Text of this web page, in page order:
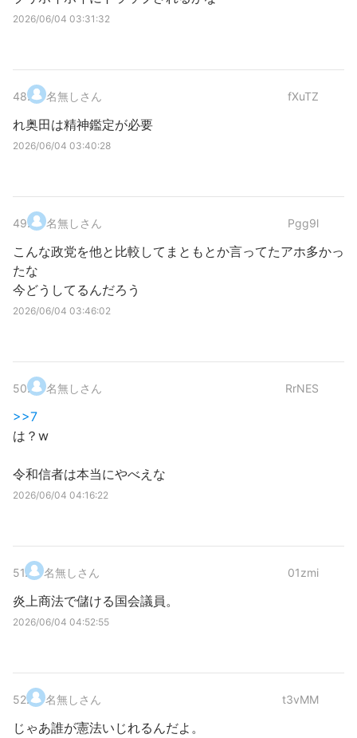
2026/06/04 03:31:32
48. 名無しさん fXuTZ
れ奥田は精神鑑定が必要
2026/06/04 03:40:28
49. 名無しさん Pgg9l
こんな政党を他と比較してまともとか言ってたアホ多かっ
たな
今どうしてるんだろう
2026/06/04 03:46:02
50. 名無しさん RrNES
>>7
は？w
令和信者は本当にやべえな
2026/06/04 04:16:22
51. 名無しさん 01zmi
炎上商法で儲ける国会議員。
2026/06/04 04:52:55
52. 名無しさん t3vMM
じゃあ誰が憲法いじれるんだよ。